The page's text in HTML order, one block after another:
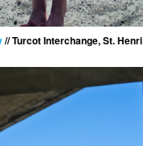
// Turcot Interchange, St. Henri